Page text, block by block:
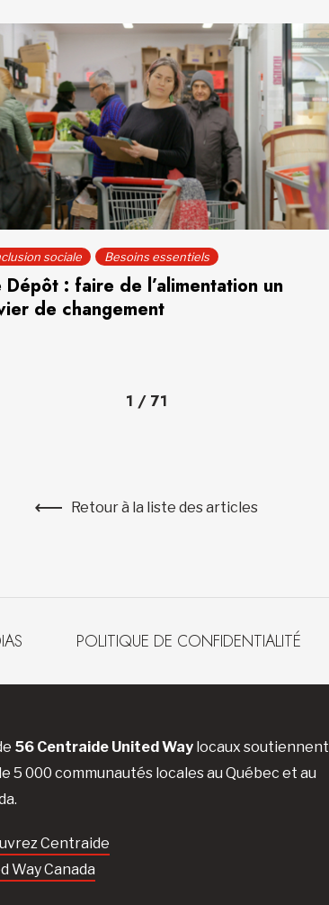
sociale Besoins essentiels
Dépôt : faire de l’alimentation un
de changement
1 / 71
Retour à la liste des articles
POLITIQUE DE CONFIDENTIALITÉ
56 Centraide United Waylocaux soutiennent
5 000 communautés locales au Québec et au
Centraide
Way Canada